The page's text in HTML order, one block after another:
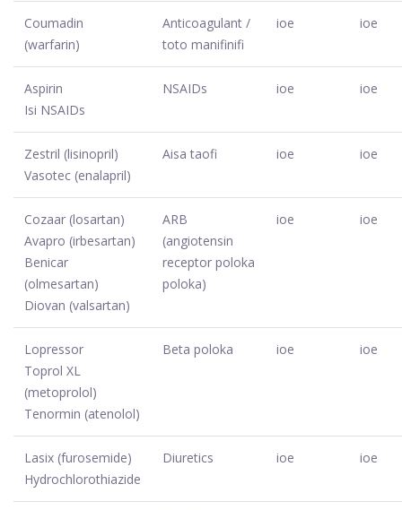
Coumadin
(warfarin)
Anticoagulant /
toto manifinifi
ioe ioe
Aspirin
Isi NSAIDs
NSAIDs ioe ioe
Zestril (lisinopril)
Vasotec (enalapril)
Aisa taofi ioe ioe
Cozaar (losartan)
Avapro (irbesartan)
Benicar
(olmesartan)
Diovan (valsartan)
ARB
(angiotensin
receptor poloka
poloka)
ioe ioe
Lopressor
Toprol XL
(metoprolol)
Tenormin (atenolol)
Beta poloka ioe ioe
Lasix (furosemide)
Hydrochlorothiazide
Diuretics ioe ioe